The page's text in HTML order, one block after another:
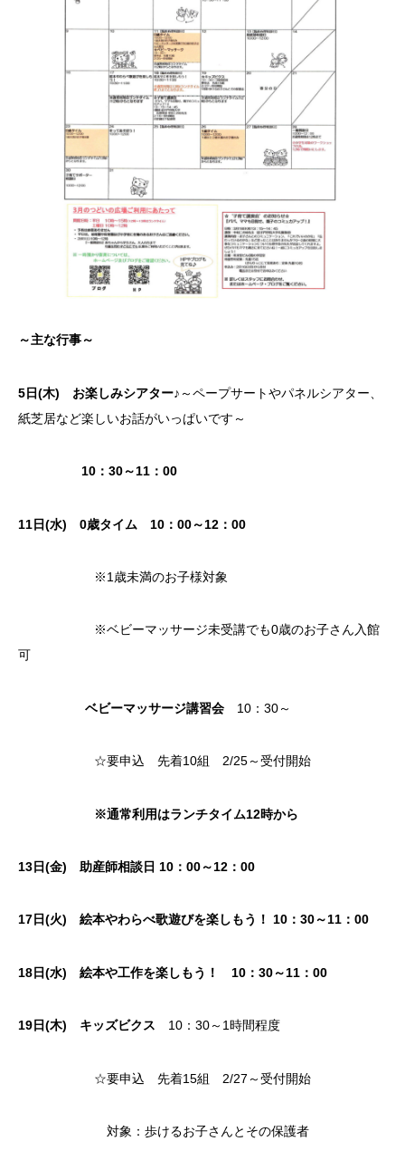
～主な行事～
5日(木) お楽しみシアター♪ ～ペープサートやパネルシアター、
紙芝居など楽しいお話がいっぱいです～
10：30～11：00
11日(水) 0歳タイム 10：00～12：00
※1歳未満のお子様対象
※ベビーマッサージ未受講でも0歳のお子さん入館
可
ベビーマッサージ講習会 10：30～
☆要申込 先着10組 2/25～受付開始
※通常利用はランチタイム12時から
13日(金) 助産師相談日 10：00～12：00
17日(火) 絵本やわらべ歌遊びを楽しもう！ 10：30～11：00
18日(水) 絵本や工作を楽しもう！ 10：30～11：00
19日(木) キッズビクス 10：30～1時間程度
☆要申込 先着15組 2/27～受付開始
対象：歩けるお子さんとその保護者